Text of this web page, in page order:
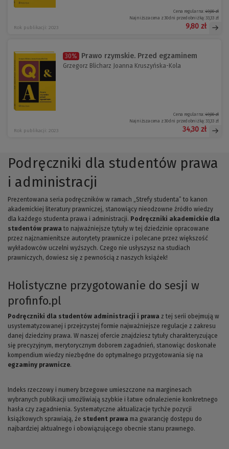
Rok publikacji: 2023
Cena regularna:49,00 zł
Najniższa cena z 30 dni przed obniżką:33,33 zł
9,80 zł
30% Prawo rzymskie. Przed egzaminem
Grzegorz Blicharz Joanna Kruszyńska-Kola
Rok publikacji: 2023
Cena regularna:49,00 zł
Najniższa cena z 30 dni przed obniżką:33,33 zł
34,30 zł
Podręczniki dla studentów prawa
i administracji
Prezentowana seria podręczników w ramach „Strefy studenta” to kanon
akademickiej literatury prawniczej, stanowiący nieodzowne źródło wiedzy
dla każdego studenta prawa i administracji. Podręczniki akademickie dla
studentów prawa to najważniejsze tytuły w tej dziedzinie opracowane
przez najznamienitsze autorytety prawnicze i polecane przez większość
wykładowców uczelni wyższych. Czego nie usłyszysz na studiach
prawniczych, dowiesz się z pewnością z naszych książek!
Holistyczne przygotowanie do sesji w
profinfo.pl
Podręczniki dla studentów administracji i prawa z tej serii obejmują w
usystematyzowanej i przejrzystej formie najważniejsze regulacje z zakresu
danej dziedziny prawa. W naszej ofercie znajdziesz tytuły charakteryzujące
się precyzyjnym, merytorycznym doborem zagadnień, stanowiąc doskonałe
kompendium wiedzy niezbędne do optymalnego przygotowania się na
egzaminy prawnicze.
Indeks rzeczowy i numery brzegowe umieszczone na marginesach
wybranych publikacji umożliwiają szybkie i łatwe odnalezienie konkretnego
hasła czy zagadnienia. Systematyczne aktualizacje tychże pozycji
książkowych sprawiają, że student prawa ma gwarancję dostępu do
najbardziej aktualnego i obowiązującego obecnie stanu prawnego.